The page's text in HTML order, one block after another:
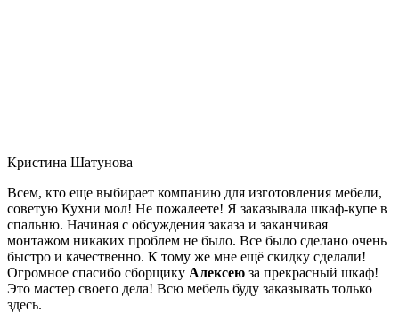
Кристина Шатунова
Всем, кто еще выбирает компанию для изготовления мебели,
советую Кухни мол! Не пожалеете! Я заказывала шкаф-купе в
спальню. Начиная с обсуждения заказа и заканчивая
монтажом никаких проблем не было. Все было сделано очень
быстро и качественно. К тому же мне ещё скидку сделали!
Огромное спасибо сборщику Алексею за прекрасный шкаф!
Это мастер своего дела! Всю мебель буду заказывать только
здесь.